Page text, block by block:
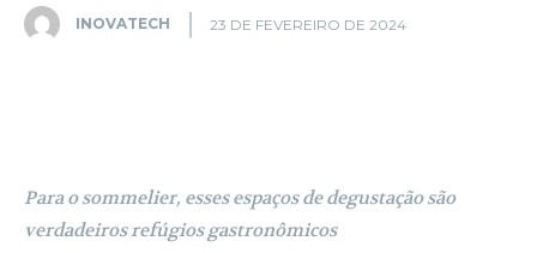
INOVATECH 23 DE FEVEREIRO DE 2024
Para o sommelier, esses espaços de degustação são
verdadeiros refúgios gastronômicos